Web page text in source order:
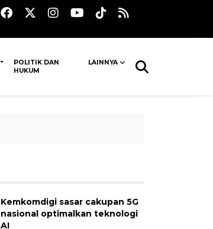
POLITIK DAN
HUKUM
LAINNYA
Kemkomdigi sasar cakupan 5G
nasional optimalkan teknologi
AI